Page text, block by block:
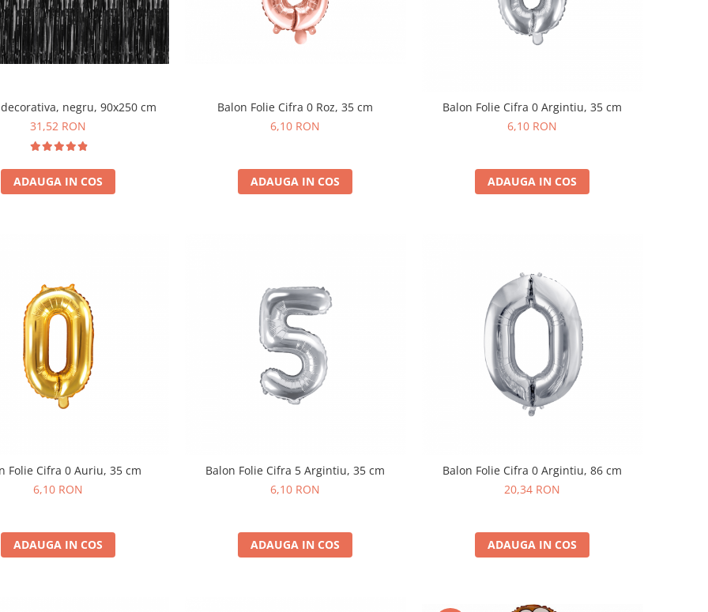
negru, 90x250 cm
31,52 RON
ADAUGA IN COS
Balon Folie Cifra 0 Roz, 35 cm
6,10 RON
ADAUGA IN COS
Balon Folie Cifra 0 Argintiu, 35 cm
6,10 RON
ADAUGA IN COS
Folie Cifra 0 Auriu, 35 cm
6,10 RON
ADAUGA IN COS
Balon Folie Cifra 5 Argintiu, 35 cm
6,10 RON
ADAUGA IN COS
Balon Folie Cifra 0 Argintiu, 86 cm
20,34 RON
ADAUGA IN COS